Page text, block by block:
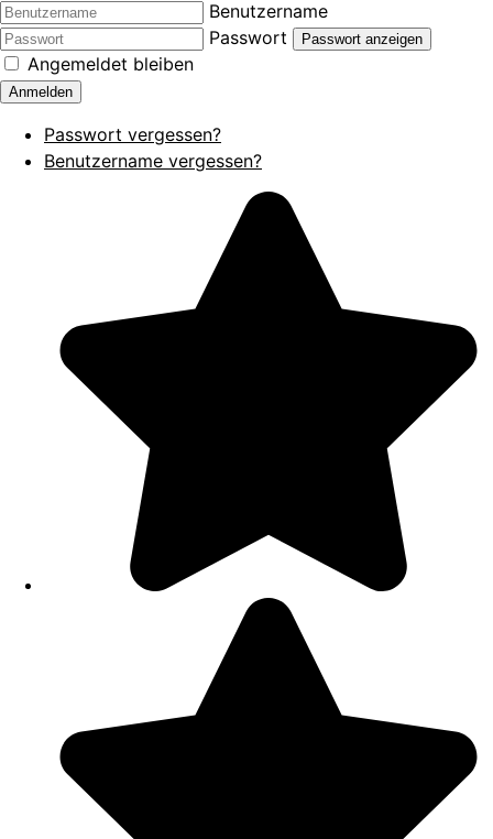
Benutzername
Passwort
Passwort anzeigen
Angemeldet bleiben
Anmelden
Passwort vergessen?
Benutzername vergessen?